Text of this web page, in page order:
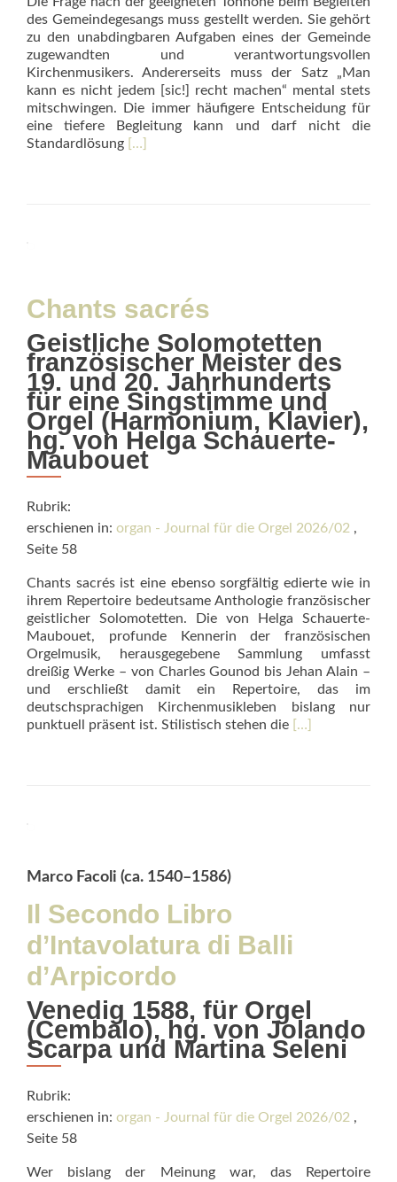
des Gemeindegesangs muss gestellt werden. Sie gehört
zu den unabdingbaren Aufgaben eines der Gemeinde
zugewandten und verantwortungsvollen
Kirchenmusikers. Andererseits muss der Satz „Man
kann es nicht jedem [sic!] recht machen“ mental stets
mitschwingen. Die immer häufigere Entscheidung für
eine tiefere Begleitung kann und darf nicht die
Standardlösung Read
[…]
Chants sacrés
Geistliche Solomotetten
französischer Meister des
19. und 20. Jahrhunderts
für eine Singstimme und
Orgel (Harmonium, Klavier),
hg. von Helga Schauerte-
Maubouet
Rubrik:
erschienen in: organ - Journal für die Orgel 2026/02 ,
Seite 58
Chants sacrés ist eine ebenso sorgfältig edierte wie in
ihrem Repertoire bedeutsame Anthologie französischer
geistlicher Solomotetten. Die von Helga Schauerte-
Maubouet, profunde Kennerin der französischen
Orgelmusik, herausgegebene Sammlung umfasst
dreißig Werke – von Charles Gounod bis Jehan Alain –
und erschließt damit ein Repertoire, das im
deutschsprachigen Kirchenmusikleben bislang nur
punktuell präsent ist. Stilistisch stehen die Read
[…]
Marco Facoli (ca. 1540–1586)
Il Secondo Libro
d’Intavolatura di Balli
d’Arpicordo
Venedig 1588, für Orgel
(Cembalo), hg. von Jolando
Scarpa und Martina Seleni
Rubrik:
erschienen in: organ - Journal für die Orgel 2026/02 ,
Seite 58
Wer bislang der Meinung war, das Repertoire